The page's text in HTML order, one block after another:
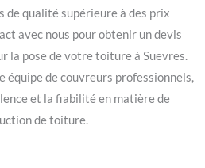
de qualité supérieure à des prix
avec nous pour obtenir un devis
la pose de votre toiture à Suevres.
équipe de couvreurs professionnels,
et la fiabilité en matière de
de toiture.